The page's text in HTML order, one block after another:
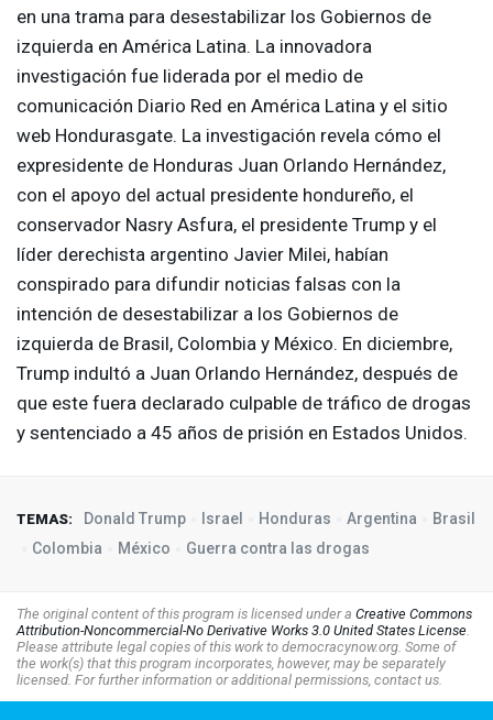
en una trama para desestabilizar los Gobiernos de
izquierda en América Latina. La innovadora
investigación fue liderada por el medio de
comunicación Diario Red en América Latina y el sitio
web Hondurasgate. La investigación revela cómo el
expresidente de Honduras Juan Orlando Hernández,
con el apoyo del actual presidente hondureño, el
conservador Nasry Asfura, el presidente Trump y el
líder derechista argentino Javier Milei, habían
conspirado para difundir noticias falsas con la
intención de desestabilizar a los Gobiernos de
izquierda de Brasil, Colombia y México. En diciembre,
Trump indultó a Juan Orlando Hernández, después de
que este fuera declarado culpable de tráfico de drogas
y sentenciado a 45 años de prisión en Estados Unidos.
TEMAS: Donald Trump Israel Honduras Argentina
Brasil
Colombia
México Guerra contra las drogas
The original content of this program is licensed under a Creative Commons
Attribution-Noncommercial-No Derivative Works 3.0 United States License.
Please attribute legal copies of this work to democracynow.org. Some of
the work(s) that this program incorporates, however, may be separately
licensed. For further information or additional permissions, contact us.